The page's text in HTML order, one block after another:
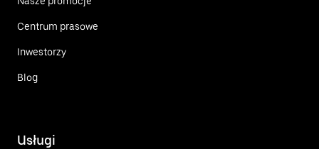
Centrum prasowe
Inwestorzy
Blog
Usługi